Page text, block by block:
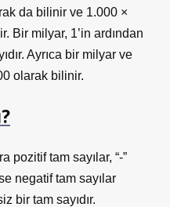
da bilinir ve 1.000 ×
Bir milyar, 1’in ardından
Ayrıca bir milyar ve
olarak bilinir.
pozitif tam sayılar, “-”
negatif tam sayılar
bir tam sayıdır.